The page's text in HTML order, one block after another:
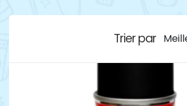
Trier par